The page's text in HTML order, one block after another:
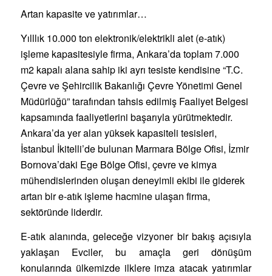
Artan kapasite ve yatırımlar…
Yılllık 10.000 ton elektronik/elektrikli alet (e-atık)
işleme kapasitesiyle firma, Ankara’da toplam 7.000
m2 kapalı alana sahip iki ayrı tesiste kendisine “T.C.
Çevre ve Şehircilik Bakanlığı Çevre Yönetimi Genel
Müdürlüğü” tarafından tahsis edilmiş Faaliyet Belgesi
kapsamında faaliyetlerini başarıyla yürütmektedir.
Ankara’da yer alan yüksek kapasiteli tesisleri,
İstanbul İkitelli’de bulunan Marmara Bölge Ofisi, İzmir
Bornova’daki Ege Bölge Ofisi, çevre ve kimya
mühendislerinden oluşan deneyimli ekibi ile giderek
artan bir e-atık işleme hacmine ulaşan firma,
sektöründe liderdir.
E-atık alanında, geleceğe vizyoner bir bakış açısıyla
yaklaşan Evciler, bu amaçla geri dönüşüm
konularında ülkemizde ilklere imza atacak yatırımlar